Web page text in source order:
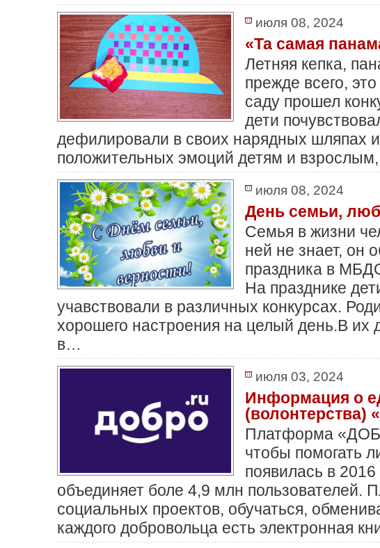
июля 08, 2024
«Та самая
Летняя кепка,
прежде всего,
саду прошел
дети
дефилировали в своих нарядных шляпах
положительных эмоций детям и
июля 08, 2024
День семьи,
Семья в жизни
ней не знает, он
праздника в
На празднике
учавствовали в различных конкурсах.
хорошего настроения на целый день.В их
в…
июля 03, 2024
Информация о
Платформа
чтобы помогать
появилась в
объединяет боле 4,9 млн пользователей.
социальных проектов, обучаться,
каждого добровольца есть электронная